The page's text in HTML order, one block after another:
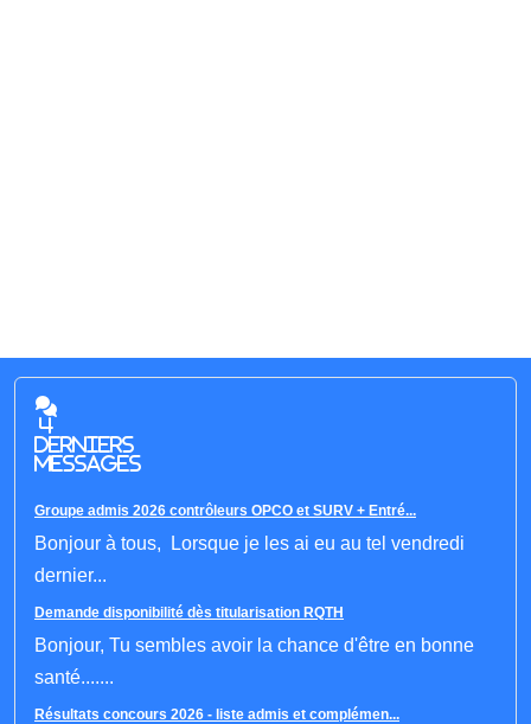
4
derniers
messages
Groupe admis 2026 contrôleurs OPCO et SURV + Entré...
Bonjour à tous, Lorsque je les ai eu au tel vendredi
dernier...
Demande disponibilité dès titularisation RQTH
Bonjour, Tu sembles avoir la chance d'être en bonne
santé.......
Résultats concours 2026 - liste admis et complémen...